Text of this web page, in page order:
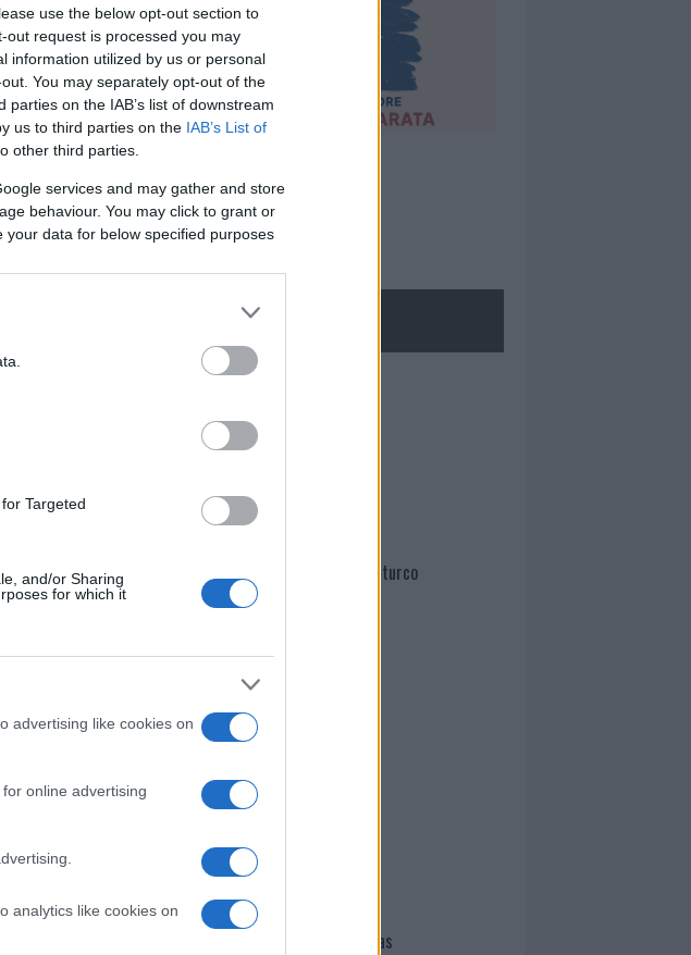
use the below opt-out section to
request is processed you may
information utilized by us or personal
You may separately opt-out of the
on the IAB’s list of downstream
us to third parties on the IAB’s List of
other third parties.
services and may gather and store
behaviour. You may click to grant or
data for below specified purposes
Targeted
and/or Sharing
for which it
advertising like cookies on
online advertising
analytics like cookies on
NECROLOGIE
Martina Agostina Diturco
I nostri cari
I nostri cari
Giovannimaria Cabras